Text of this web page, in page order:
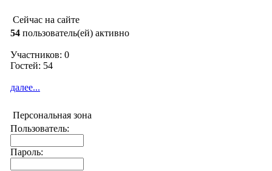
Сейчас на сайте
54 пользователь(ей) активно
Участников: 0
Гостей: 54
далее...
Персональная зона
Пользователь:
Пароль: